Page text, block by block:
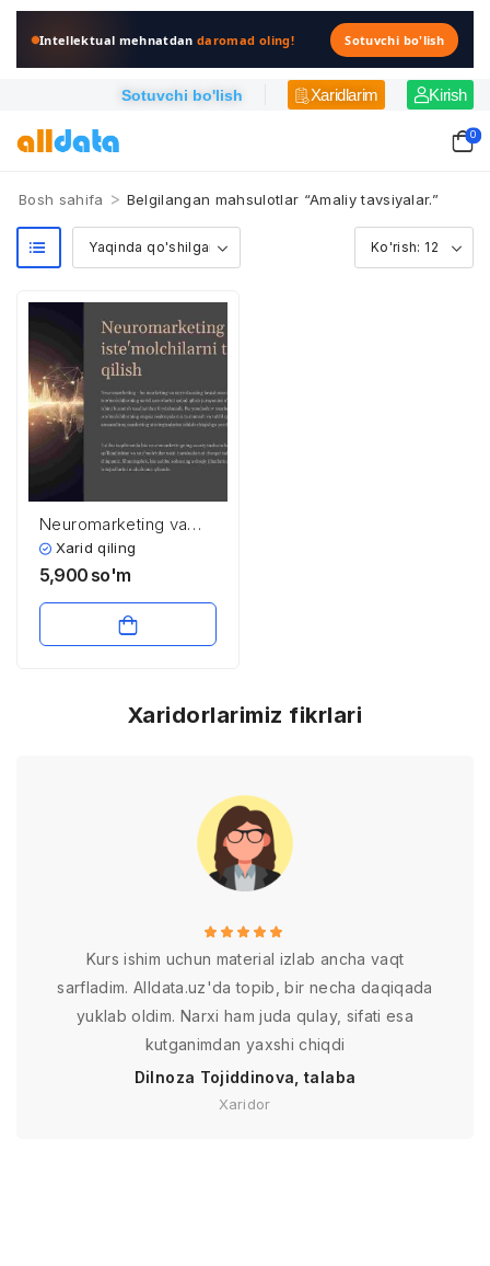
Intellektual mehnatdandaromad oling! Sotuvchi bo'lish
Sotuvchi bo'lish Xaridlarim Kirish
0
Bosh sahifa > Belgilangan mahsulotlar “Amaliy tavsiyalar.”
Neuromarketing va
iste’molchilarni tahlil
qilish
Xarid qiling
5,900 so'm
Xaridorlarimiz fikrlari
Kurs ishim uchun material izlab ancha vaqt
sarfladim. Alldata.uz'da topib, bir necha daqiqada
yuklab oldim. Narxi ham juda qulay, sifati esa
kutganimdan yaxshi chiqdi
Dilnoza Tojiddinova, talaba
Xaridor